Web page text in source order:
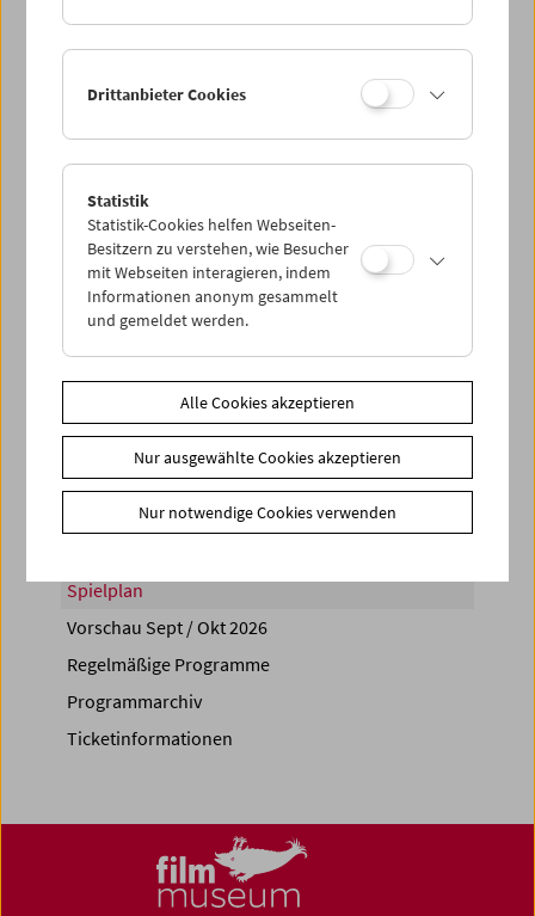
Sa 12.8.
PROGRAMM ÜBERBLICK
Share on
Spielplan
Vorschau Sept / Okt 2026
Regelmäßige Programme
Programmarchiv
Ticketinformationen
Drittanbieter Cookies
Statistik
Statistik-Cookies helfen Webseiten-
Besitzern zu verstehen, wie Besucher
mit Webseiten interagieren, indem
Informationen anonym gesammelt
und gemeldet werden.
Alle Cookies akzeptieren
Nur ausgewählte Cookies akzeptieren
Nur notwendige Cookies verwenden